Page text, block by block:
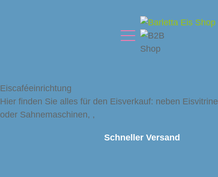
Eiscaféeinrichtung
Hier finden Sie alles für den Eisverkauf: neben
oder Sahnemaschinen, ,
Schneller Versand